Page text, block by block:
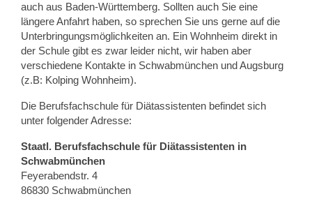
auch aus Baden-Württemberg. Sollten auch Sie eine
längere Anfahrt haben, so sprechen Sie uns gerne auf die
Unterbringungsmöglichkeiten an. Ein Wohnheim direkt in
der Schule gibt es zwar leider nicht, wir haben aber
verschiedene Kontakte in Schwabmünchen und Augsburg
(z.B: Kolping Wohnheim).
Die Berufsfachschule für Diätassistenten befindet sich
unter folgender Adresse:
Staatl. Berufsfachschule für Diätassistenten in
Schwabmünchen
Feyerabendstr. 4
86830 Schwabmünchen